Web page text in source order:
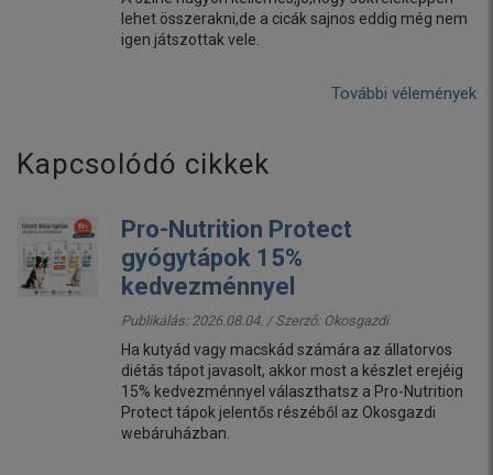
lehet összerakni,de a cicák sajnos eddig még nem
igen játszottak vele.
További vélemények
Kapcsolódó cikkek
Pro-Nutrition Protect
gyógytápok 15%
kedvezménnyel
Publikálás: 2026.08.04. / Szerző: Okosgazdi
Ha kutyád vagy macskád számára az állatorvos
diétás tápot javasolt, akkor most a készlet erejéig
15% kedvezménnyel választhatsz a Pro-Nutrition
Protect tápok jelentős részéből az Okosgazdi
webáruházban.